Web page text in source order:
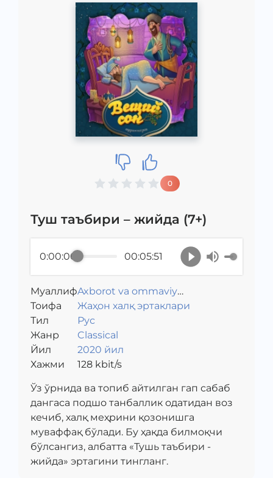
0
Туш таъбири – жийда (7+)
0:00:00 00:05:51
МуаллифAxborot va ommaviy
kommunikatsiyalar agentligi va
Maktabgacha ta&#039;lim
vazirligi hamkorligida
Toифа
Жаҳон халқ эртаклари
Тил
Рус
Жанр
Classical
Йил
2020 йил
Хажми
128kbit/s
Ўз ўрнида ва топиб айтилган гап сабаб
дангаса подшо танбаллик одатидан воз
кечиб, халқ меҳрини қозонишга
муваффақ бўлади. Бу ҳақда билмоқчи
бўлсангиз, албатта «Тушь таъбири -
жийда» эртагини тингланг.